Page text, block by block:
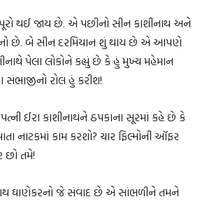
થઈ જાય છે. એ પછીનો સીન કાશીનાથ અને
છે. બે સીન દરમિયાન શું થાય છે એ આપણે
પેલા લોકોને કહ્યું છે કે હું મુખ્ય મહેમાન
રોલ હું કરીશ!
ઈરા કાશીનાથને ઠપકાના સૂરમાં કહે છે કે
નાટકમાં કામ કરશો? ચાર ફિલ્મોની ઑફર
છો તમે!
ઘાણેકરનો જે સંવાદ છે એ સાંભળીને તમને